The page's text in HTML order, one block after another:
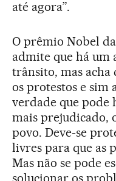
até agora”.
O prêmio Nobel
admite que há um
trânsito, mas acha
os protestos e sim
verdade que pode
mais prejudicado,
povo. Deve-se
livres para que as
Mas não se pode
solucionar os